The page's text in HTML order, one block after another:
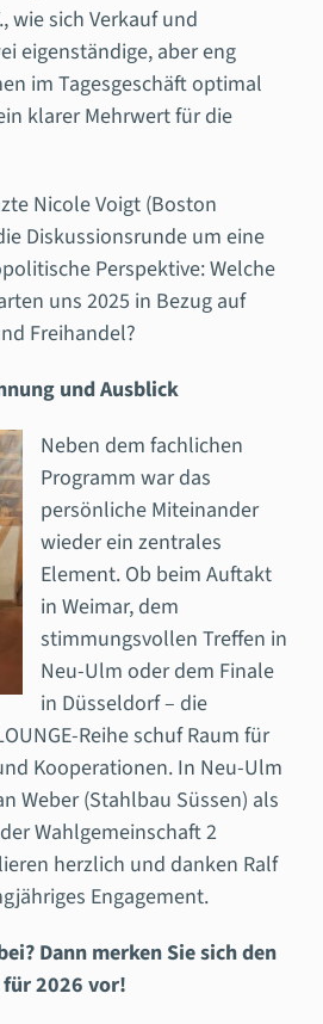
wie sich Verkauf und
eigenständige, aber eng
im Tagesgeschäft optimal
klarer Mehrwert für die
Nicole Voigt (Boston
Diskussionsrunde um eine
Perspektive: Welche
uns 2025 in Bezug auf
Freihandel?
und Ausblick
Neben dem fachlichen
Programm war das
persönliche Miteinander
wieder ein zentrales
Element. Ob beim Auftakt
in Weimar, dem
stimmungsvollen Treffen in
Neu-Ulm oder dem Finale
in Düsseldorf – die
Reihe schuf Raum für
Kooperationen. In Neu-Ulm
Weber (Stahlbau Süssen) als
Wahlgemeinschaft 2
herzlich und danken Ralf
Engagement.
Dann merken Sie sich den
2026 vor!